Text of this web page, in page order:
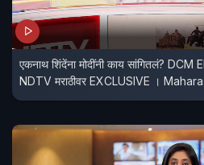
एकनाथ शिंदेंना मोदींनी काय सांगितलं?
NDTV मराठीवर EXCLUSIVE ।